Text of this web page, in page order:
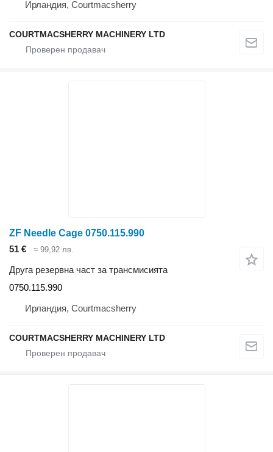
Ирландия, Courtmacsherry
COURTMACSHERRY MACHINERY LTD
ZF Needle Cage 0750.115.990
51 €
≈ 99,92 лв.
Друга резервна част за трансмисията
0750.115.990
Ирландия, Courtmacsherry
COURTMACSHERRY MACHINERY LTD